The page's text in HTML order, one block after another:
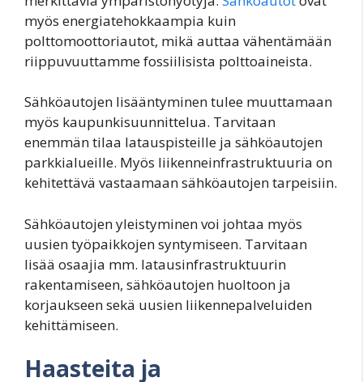
myös energiatehokkaampia kuin
polttomoottoriautot, mikä auttaa vähentämään
riippuvuuttamme fossiilisista polttoaineista.
Sähköautojen lisääntyminen tulee muuttamaan
myös kaupunkisuunnittelua. Tarvitaan
enemmän tilaa latauspisteille ja sähköautojen
parkkialueille. Myös liikenneinfrastruktuuria on
kehitettävä vastaamaan sähköautojen tarpeisiin.
Sähköautojen yleistyminen voi johtaa myös
uusien työpaikkojen syntymiseen. Tarvitaan
lisää osaajia mm. latausinfrastruktuurin
rakentamiseen, sähköautojen huoltoon ja
korjaukseen sekä uusien liikennepalveluiden
kehittämiseen.
Haasteita ja